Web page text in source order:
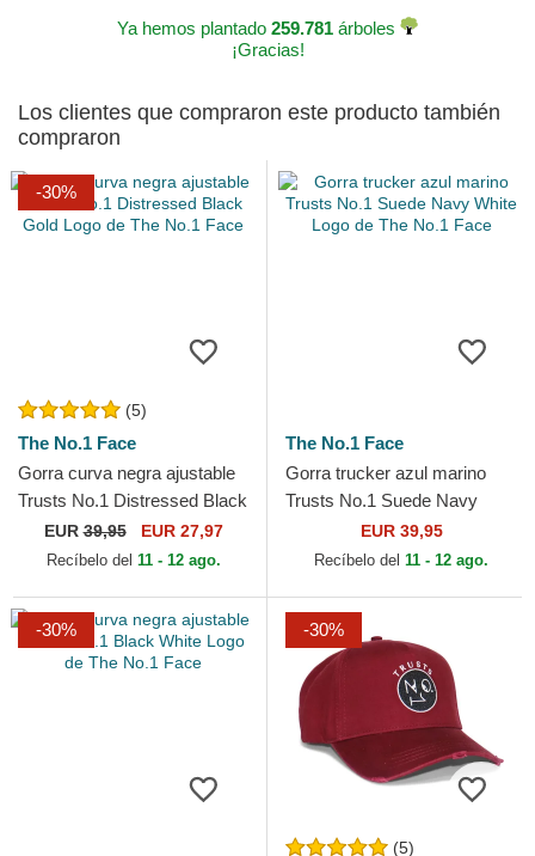
Ya hemos plantado 259.781 árboles
¡Gracias!
Los clientes que compraron este producto también
compraron
-30%
(5)
The No.1 Face
Gorra curva negra ajustable
Trusts No.1 Distressed Black
Gold Logo de The No.1 Face
EUR39,95 EUR 27,97
Recíbelo del 11 - 12 ago.
The No.1 Face
Gorra trucker azul marino
Trusts No.1 Suede Navy
White Logo de The No.1 Face
EUR 39,95
Recíbelo del 11 - 12 ago.
-30% -30%
(5)